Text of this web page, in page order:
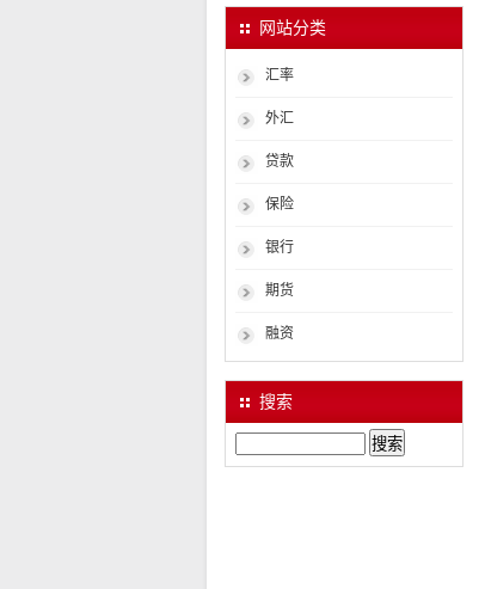
网站分类
汇率
外汇
贷款
保险
银行
期货
融资
搜索